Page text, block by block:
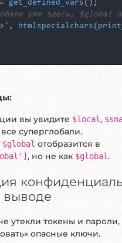
get_defined_vars ();
уже здесь, $global
, htmlspecialchars (
вы увидите $local,
суперглобали.
$global отобразится в
, но не как $global.
утекли токены и
опасные ключи.